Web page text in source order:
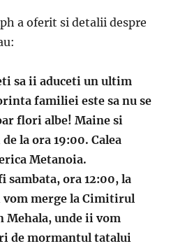
a oferit si detalii despre
sa ii aduceti un ultim
familiei este sa nu se
flori albe! Maine si
la ora 19:00. Calea
Metanoia.
sambata, ora 12:00, la
vom merge la Cimitirul
Mehala, unde ii vom
de mormantul tatalui